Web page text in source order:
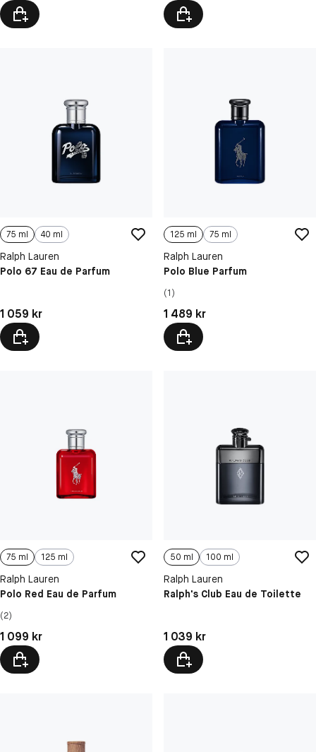
75 ml 40 ml
Ralph Lauren
Polo 67 Eau de Parfum
Pris: 1 059 kr
1 059 kr
125 ml 75 ml
Ralph Lauren
Polo Blue Parfum
(1)
Pris: 1 489 kr
1 489 kr
75 ml 125 ml
Ralph Lauren
Polo Red Eau de Parfum
(2)
Pris: 1 099 kr
1 099 kr
50 ml 100 ml
Ralph Lauren
Ralph's Club Eau de Toilette
Pris: 1 039 kr
1 039 kr